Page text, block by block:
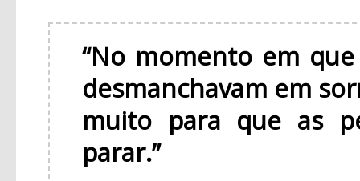
“No momento em
desmanchavam em
muito para que as
parar.”